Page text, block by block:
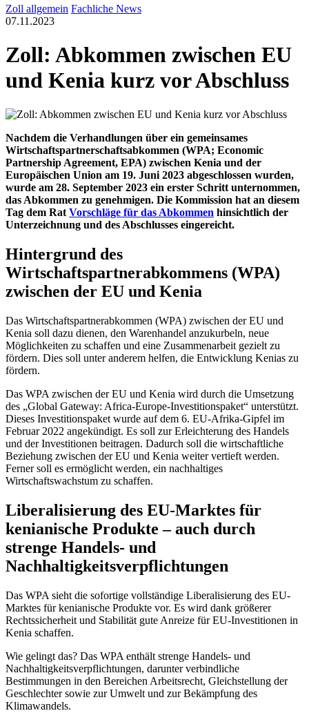
Zoll allgemein Fachliche News
07.11.2023
Zoll: Abkommen zwischen EU
und Kenia kurz vor Abschluss
Nachdem die Verhandlungen über ein gemeinsames
Wirtschaftspartnerschaftsabkommen (WPA; Economic
Partnership Agreement, EPA) zwischen Kenia und der
Europäischen Union am 19. Juni 2023 abgeschlossen wurden,
wurde am 28. September 2023 ein erster Schritt unternommen,
das Abkommen zu genehmigen. Die Kommission hat an diesem
Tag dem Rat Vorschläge für das Abkommen hinsichtlich der
Unterzeichnung und des Abschlusses eingereicht.
Hintergrund des
Wirtschaftspartnerabkommens (WPA)
zwischen der EU und Kenia
Das Wirtschaftspartnerabkommen (WPA) zwischen der EU und
Kenia soll dazu dienen, den Warenhandel anzukurbeln, neue
Möglichkeiten zu schaffen und eine Zusammenarbeit gezielt zu
fördern. Dies soll unter anderem helfen, die Entwicklung Kenias zu
fördern.
Das WPA zwischen der EU und Kenia wird durch die Umsetzung
des „Global Gateway: Africa-Europe-Investitionspaket“ unterstützt.
Dieses Investitionspaket wurde auf dem 6. EU-Afrika-Gipfel im
Februar 2022 angekündigt. Es soll zur Erleichterung des Handels
und der Investitionen beitragen. Dadurch soll die wirtschaftliche
Beziehung zwischen der EU und Kenia weiter vertieft werden.
Ferner soll es ermöglicht werden, ein nachhaltiges
Wirtschaftswachstum zu schaffen.
Liberalisierung des EU-Marktes für
kenianische Produkte – auch durch
strenge Handels- und
Nachhaltigkeitsverpflichtungen
Das WPA sieht die sofortige vollständige Liberalisierung des EU-
Marktes für kenianische Produkte vor. Es wird dank größerer
Rechtssicherheit und Stabilität gute Anreize für EU-Investitionen in
Kenia schaffen.
Wie gelingt das? Das WPA enthält strenge Handels- und
Nachhaltigkeitsverpflichtungen, darunter verbindliche
Bestimmungen in den Bereichen Arbeitsrecht, Gleichstellung der
Geschlechter sowie zur Umwelt und zur Bekämpfung des
Klimawandels.